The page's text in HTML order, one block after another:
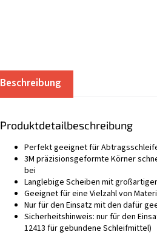
Beschreibung
Produktdetailbeschreibung
Perfekt geeignet für
3M präzisionsgeformte Körner
bei
Langlebige Scheiben mit
Geeignet für eine Vielzahl von
Nur für den Einsatz mit den dafür
Sicherheitshinweis: nur für den
12413 für gebundene Schleifmittel)